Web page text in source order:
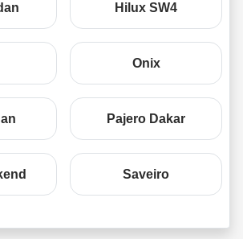
Hilux SW4
Onix
Pajero Dakar
Saveiro